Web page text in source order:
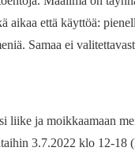
aikaa että käyttöä:
Samaa ei
liike ja moikkaamaan
3.7.2022 klo 12-18